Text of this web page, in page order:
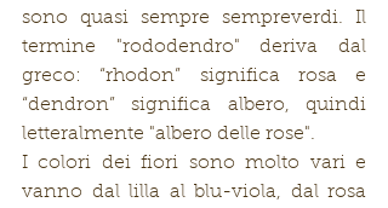
sono quasi sempre sempreverdi. Il
termine "rododendro" deriva dal
greco: “rhodon” significa rosa e
“dendron” significa albero, quindi
letteralmente "albero delle rose".
I colori dei fiori sono molto vari e
vanno dal lilla al blu-viola, dal rosa